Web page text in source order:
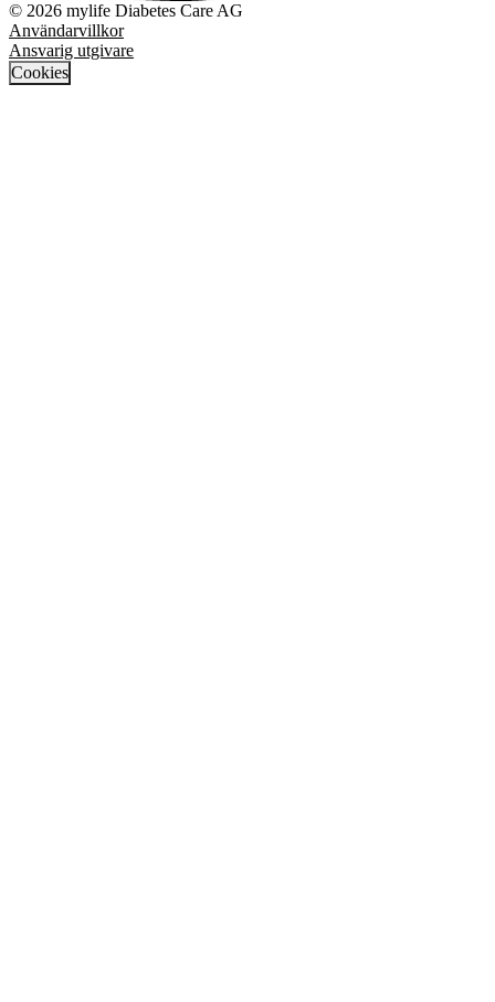
© 2026 mylife Diabetes Care AG
Användarvillkor
Ansvarig utgivare
Cookies